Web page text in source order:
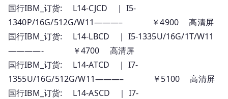
国行IBM_订货: L14-CJCD ｜ I5-
1340P/16G/512G/W11———– ￥4900 高清屏
国行IBM_订货: L14-LBCD ｜ I5-1335U/16G/1T/W11
————- ￥4700 高清屏
国行IBM_订货: L14-ATCD ｜ I7-
1355U/16G/512G/W11———– ￥5100 高清屏
国行IBM_订货: L14-ASCD ｜ I7-